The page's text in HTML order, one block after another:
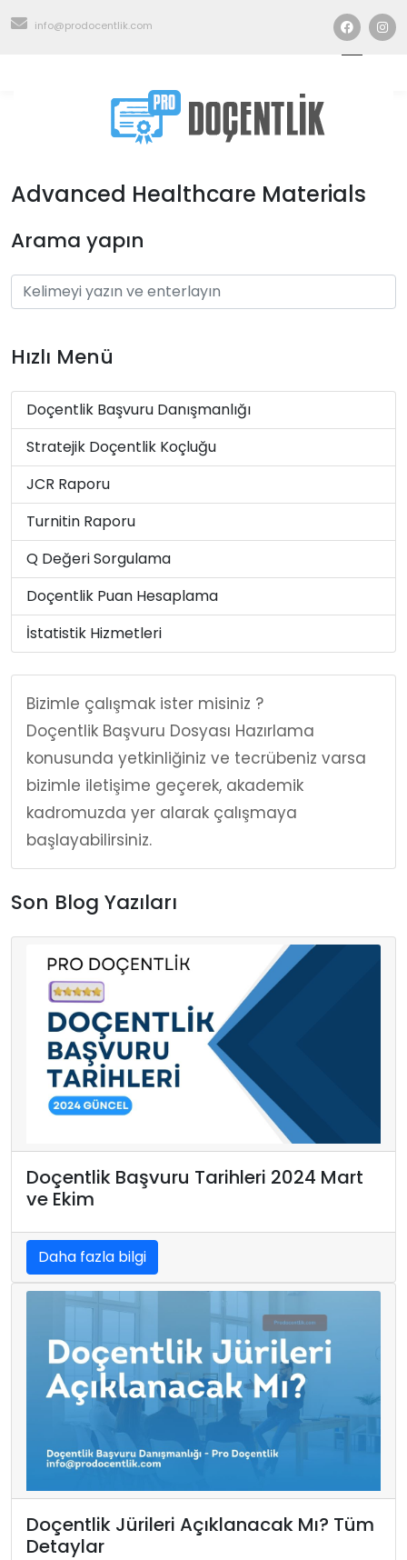
info@prodocentlik.com
Advanced Healthcare Materials
Arama yapın
Hızlı Menü
Doçentlik Başvuru Danışmanlığı
Stratejik Doçentlik Koçluğu
JCR Raporu
Turnitin Raporu
Q Değeri Sorgulama
Doçentlik Puan Hesaplama
İstatistik Hizmetleri
Bizimle çalışmak ister misiniz ?
Doçentlik Başvuru Dosyası Hazırlama
konusunda yetkinliğiniz ve tecrübeniz varsa
bizimle iletişime geçerek, akademik
kadromuzda yer alarak çalışmaya
başlayabilirsiniz.
Son Blog Yazıları
Doçentlik Başvuru Tarihleri 2024 Mart
ve Ekim
Daha fazla bilgi
Doçentlik Jürileri Açıklanacak Mı? Tüm
Detaylar